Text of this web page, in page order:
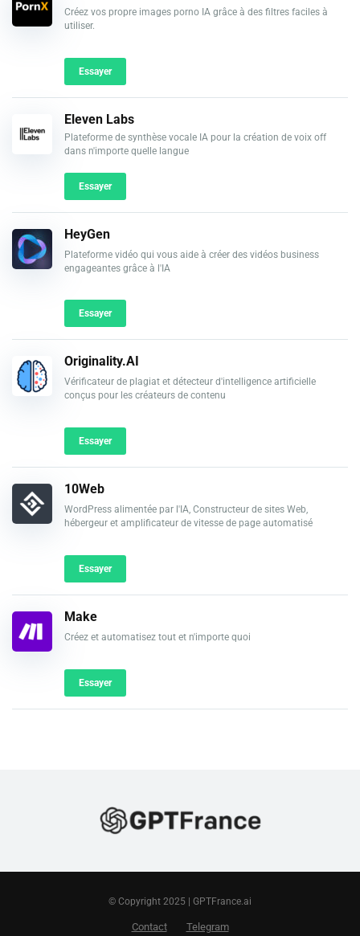
Créez vos propre images porno IA grâce à des filtres faciles à
utiliser.
Essayer
Eleven Labs
Plateforme de synthèse vocale IA pour la création de voix off
dans n'importe quelle langue
Essayer
HeyGen
Plateforme vidéo qui vous aide à créer des vidéos business
engageantes grâce à l'IA
Essayer
Originality.AI
Vérificateur de plagiat et détecteur d'intelligence artificielle
conçus pour les créateurs de contenu
Essayer
10Web
WordPress alimentée par l'IA, Constructeur de sites Web,
hébergeur et amplificateur de vitesse de page automatisé
Essayer
Make
Créez et automatisez tout et n'importe quoi
Essayer
© Copyright 2025 | GPTFrance.ai
Contact Telegram